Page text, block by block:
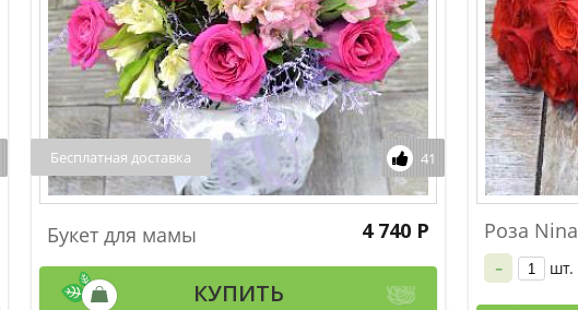
Бесплатная доставка 41
Букет для мамы 4 740 Р
КУПИТЬ
Роза Nina
- шт.